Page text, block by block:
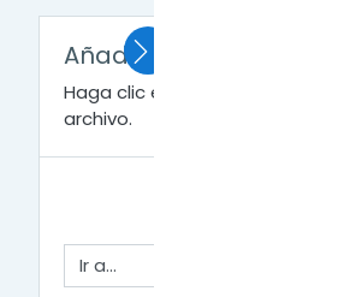
Añadir una URL
Haga clic en
archivo.
Ir a...